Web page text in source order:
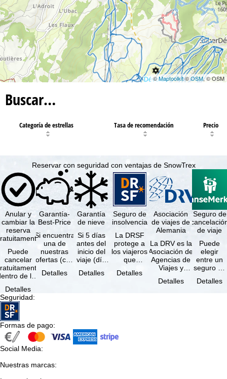
©Maptoolkit©OSM, © OSM
Buscar…
Categoría de estrellas Tasa de recomendación Precio
Reservar con seguridad con ventajas de SnowTrex
Anular y
cambiar la
reserva
Puede
cancelar
de los
a
reserva, …
Detalles
Garantía-
Best-Price
Si encuentra
una de
nuestras
ofertas (con
prestaciones
Detalles
Garantía
de nieve
Si 5 días
antes del
inicio del
viaje (día
ninguna de
Detalles
Seguro de
insolvencia
La DRSF
protege a
los viajeros
que
viaje
Detalles
Asociación
de viajes de
Alemania
La DRV es la
Asociación de
Agencias de
Viajes y
más grande
Detalles
Seguro de
de viaje
Puede
elegir
entre un
seguro de
de viaje
Detalles
Seguridad:
Formas de pago:
Social Media:
Nuestras marcas: